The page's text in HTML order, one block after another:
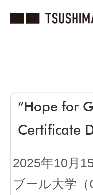
“Hope for
Certificate
2025年10月
ブール大学